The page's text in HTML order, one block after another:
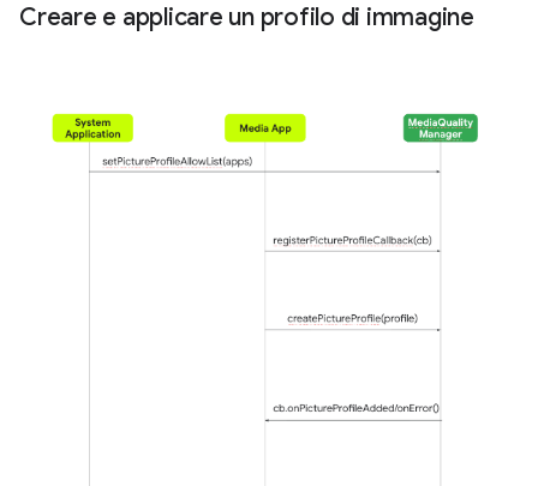
Creare e applicare un profilo di immagine